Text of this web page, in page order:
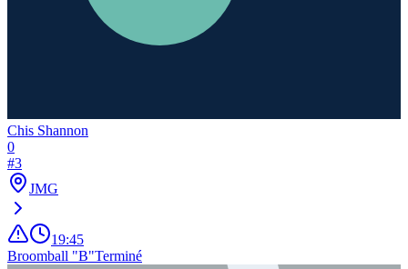
Chis Shannon
0
#3
JMG
19:45
Broomball "B"Terminé